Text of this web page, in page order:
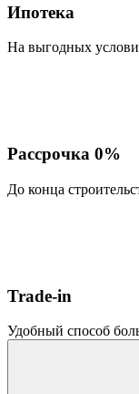
Ипотека
На выгодных
Рассрочка 0%
До конца
Trade-in
Удобный способ